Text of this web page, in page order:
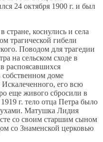
24 октября 1900 г. и был
коснулись и села
трагической гибели
Поводом для трагедии
на сельском сходе в
распоясавшихся
доме
его всю
еще живого сбросили в
г. тело отца Петра было
Матушка Лидия
со своим старшим сыном
со Знаменской церковью